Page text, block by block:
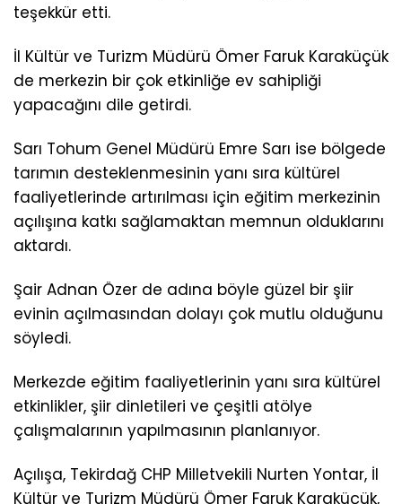
teşekkür etti.
İl Kültür ve Turizm Müdürü Ömer Faruk Karaküçük
de merkezin bir çok etkinliğe ev sahipliği
yapacağını dile getirdi.
Sarı Tohum Genel Müdürü Emre Sarı ise bölgede
tarımın desteklenmesinin yanı sıra kültürel
faaliyetlerinde artırılması için eğitim merkezinin
açılışına katkı sağlamaktan memnun olduklarını
aktardı.
Şair Adnan Özer de adına böyle güzel bir şiir
evinin açılmasından dolayı çok mutlu olduğunu
söyledi.
Merkezde eğitim faaliyetlerinin yanı sıra kültürel
etkinlikler, şiir dinletileri ve çeşitli atölye
çalışmalarının yapılmasının planlanıyor.
Açılışa, Tekirdağ CHP Milletvekili Nurten Yontar, İl
Kültür ve Turizm Müdürü Ömer Faruk Karaküçük,